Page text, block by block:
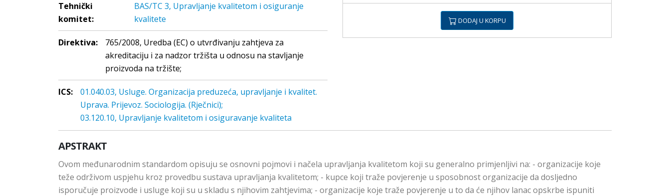
Tehnički
komitet:
BAS/TC 3, Upravljanje kvalitetom i osiguranje
kvalitete
Direktiva:
765/2008, Uredba (EC) o utvrđivanju zahtjeva za
akreditaciju i za nadzor tržišta u odnosu na stavljanje
proizvoda na tržište;
ICS:
01.040.03, Usluge. Organizacija preduzeća, upravljanje i kvalitet.
Uprava. Prijevoz. Sociologija. (Rječnici);
03.120.10, Upravljanje kvalitetom i osiguravanje kvaliteta
DODAJ U KORPU
APSTRAKT
Ovom međunarodnim standardom opisuju se osnovni pojmovi i načela upravljanja kvalitetom koji su generalno primjenljivi na: - organizacije koje
teže održivom uspjehu kroz provedbu sustava upravljanja kvalitetom; - kupce koji traže povjerenje u sposobnost organizacije da dosljedno
isporučuje proizvode i usluge koji su u skladu s njihovim zahtjevima; - organizacije koje traže povjerenje u to da će njihov lanac opskrbe ispuniti